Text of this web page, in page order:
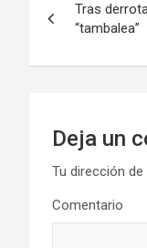
v
Tras
“tambalea”
Deja un
Tu dirección
Comentario